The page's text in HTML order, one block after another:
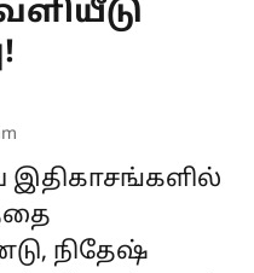
இதிகாசங்களில்
நிதேஷ்